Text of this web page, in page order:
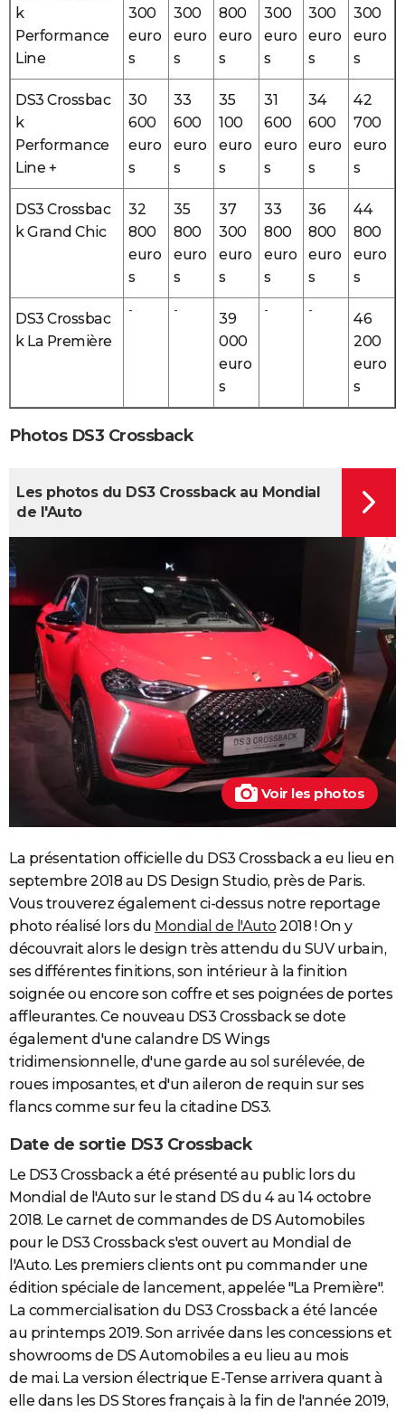
k
Performance
Line
300
euro
s
300
euro
s
800
euro
s
300
euro
s
300
euro
s
300
euro
s
DS3 Crossbac
k
Performance
Line +
30
600
euro
s
33
600
euro
s
35
100
euro
s
31
600
euro
s
34
600
euro
s
42
700
euro
s
DS3 Crossbac
k Grand Chic
32
800
euro
s
35
800
euro
s
37
300
euro
s
33
800
euro
s
36
800
euro
s
44
800
euro
s
DS3 Crossbac
k La Première
- -
39
000
euro
s
- -
46
200
euro
s
Photos DS3 Crossback
Voir les photos
Les photos du DS3 Crossback au Mondial
de l'Auto
La présentation officielle du DS3 Crossback a eu lieu en
septembre 2018 au DS Design Studio, près de Paris.
Vous trouverez également ci-dessus notre reportage
photo réalisé lors du Mondial de l'Auto 2018 ! On y
découvrait alors le design très attendu du SUV urbain,
ses différentes finitions, son intérieur à la finition
soignée ou encore son coffre et ses poignées de portes
affleurantes. Ce nouveau DS3 Crossback se dote
également d'une calandre DS Wings
tridimensionnelle, d'une garde au sol surélevée, de
roues imposantes, et d'un aileron de requin sur ses
flancs comme sur feu la citadine DS3.
Date de sortie DS3 Crossback
Le DS3 Crossback a été présenté au public lors du
Mondial de l'Auto sur le stand DS du 4 au 14 octobre
2018. Le carnet de commandes de DS Automobiles
pour le DS3 Crossback s'est ouvert au Mondial de
l'Auto. Les premiers clients ont pu commander une
édition spéciale de lancement, appelée "La Première".
La commercialisation du DS3 Crossback a été lancée
au printemps 2019. Son arrivée dans les concessions et
showrooms de DS Automobiles a eu lieu au mois
de mai. La version électrique E-Tense arrivera quant à
elle dans les DS Stores français à la fin de l'année 2019,